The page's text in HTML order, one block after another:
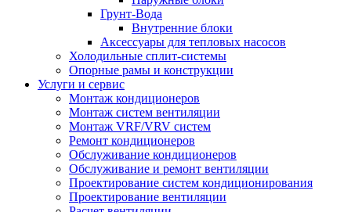
Грунт-Вода
Внутренние блоки
Аксессуары для тепловых насосов
Холодильные сплит-системы
Опорные рамы и конструкции
Услуги и сервис
Монтаж кондиционеров
Монтаж систем вентиляции
Монтаж VRF/VRV систем
Ремонт кондиционеров
Обслуживание кондиционеров
Обслуживание и ремонт вентиляции
Проектирование систем кондиционирования
Проектирование вентиляции